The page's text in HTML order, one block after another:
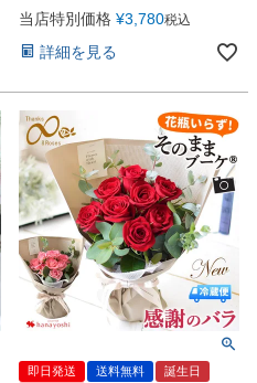
当店特別価格 ¥3,780税込
詳細を見る
即日発送 送料無料
誕生日